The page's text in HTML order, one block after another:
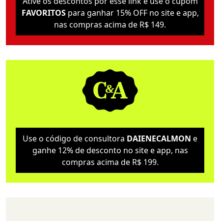
FAVORITOSpara ganhar 15% OFF no site e app,
nas compras acima de R$ 149.
Use o código de consultora DAIENECALMON e
ganhe 12% de desconto no site e app, nas
compras acima de R$ 199.